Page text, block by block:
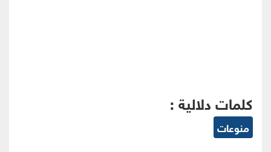
كلمات دلالية :
منوعات